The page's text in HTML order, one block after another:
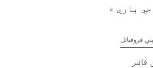
جي باري ۾
فروفيائل